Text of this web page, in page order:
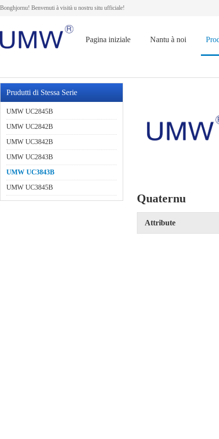
Bonghjornu! Benvenuti à visità u nostru situ ufficiale!
Pagina iniziale Nantu à noi
Prudutti di Stessa Serie
UMW UC2845B
UMW UC2842B
UMW UC3842B
UMW UC2843B
UMW UC3843B
UMW UC3845B
Quaternu
Attribute